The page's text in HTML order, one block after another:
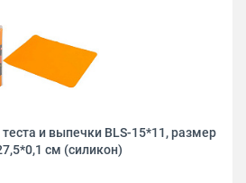
и выпечки BLS-15*11, размер
см (силикон)